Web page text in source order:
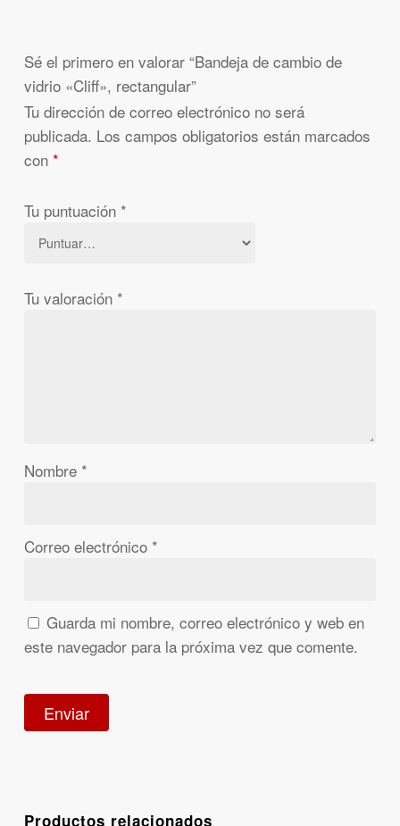
Sé el primero en valorar “Bandeja de cambio de
vidrio «Cliff», rectangular”
Tu dirección de correo electrónico no será
publicada. Los campos obligatorios están marcados
con *
Tu puntuación *
Tu valoración *
Nombre *
Correo electrónico *
Guarda mi nombre, correo electrónico y web en
este navegador para la próxima vez que comente.
Productos relacionados